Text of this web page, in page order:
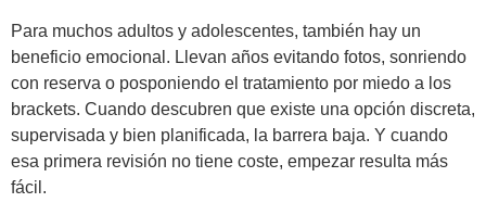
Para muchos adultos y adolescentes, también hay un
beneficio emocional. Llevan años evitando fotos, sonriendo
con reserva o posponiendo el tratamiento por miedo a los
brackets. Cuando descubren que existe una opción discreta,
supervisada y bien planificada, la barrera baja. Y cuando
esa primera revisión no tiene coste, empezar resulta más
fácil.